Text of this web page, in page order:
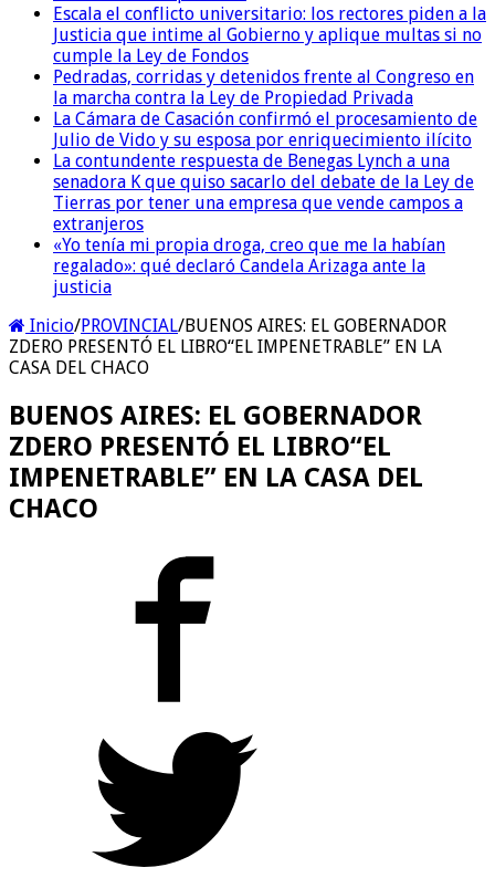
Escala el conflicto universitario: los rectores piden a la
Justicia que intime al Gobierno y aplique multas si no
cumple la Ley de Fondos
Pedradas, corridas y detenidos frente al Congreso en
la marcha contra la Ley de Propiedad Privada
La Cámara de Casación confirmó el procesamiento de
Julio de Vido y su esposa por enriquecimiento ilícito
La contundente respuesta de Benegas Lynch a una
senadora K que quiso sacarlo del debate de la Ley de
Tierras por tener una empresa que vende campos a
extranjeros
«Yo tenía mi propia droga, creo que me la habían
regalado»: qué declaró Candela Arizaga ante la
justicia
Inicio/PROVINCIAL/BUENOS AIRES: EL GOBERNADOR
ZDERO PRESENTÓ EL LIBRO“EL IMPENETRABLE” EN LA
CASA DEL CHACO
BUENOS AIRES: EL GOBERNADOR
ZDERO PRESENTÓ EL LIBRO“EL
IMPENETRABLE” EN LA CASA DEL
CHACO